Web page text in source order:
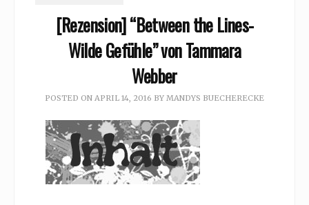
[Rezension] “Between the Lines-
Wilde Gefühle” von Tammara
Webber
POSTED ON APRIL 14, 2016 BY MANDYS BUECHERECKE